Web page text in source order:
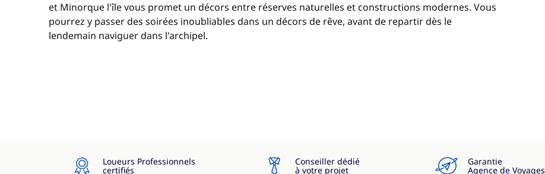
et Minorque l'île vous promet un décors entre réserves naturelles et constructions modernes. Vous
pourrez y passer des soirées inoubliables dans un décors de rêve, avant de repartir dès le
lendemain naviguer dans l'archipel.
Loueurs Professionnels
certifiés
Conseiller dédié
à votre projet
Garantie
Agence de Voyages